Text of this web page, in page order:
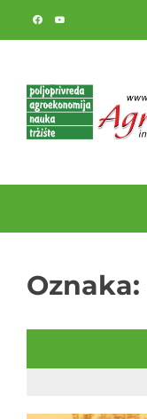
Oznaka: